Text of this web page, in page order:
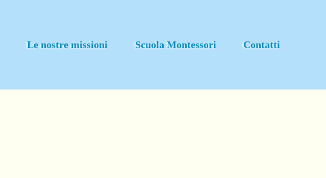
Le nostre missioni Scuola Montessori Contatti